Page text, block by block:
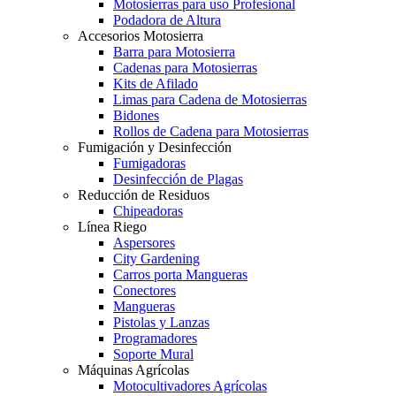
Motosierras para uso Profesional
Podadora de Altura
Accesorios Motosierra
Barra para Motosierra
Cadenas para Motosierras
Kits de Afilado
Limas para Cadena de Motosierras
Bidones
Rollos de Cadena para Motosierras
Fumigación y Desinfección
Fumigadoras
Desinfección de Plagas
Reducción de Residuos
Chipeadoras
Línea Riego
Aspersores
City Gardening
Carros porta Mangueras
Conectores
Mangueras
Pistolas y Lanzas
Programadores
Soporte Mural
Máquinas Agrícolas
Motocultivadores Agrícolas